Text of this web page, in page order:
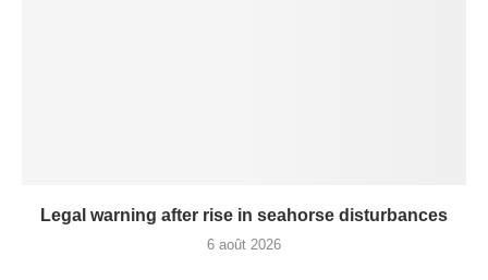
Legal warning after rise in seahorse disturbances
6 août 2026